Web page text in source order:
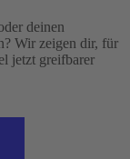
deinen
Wir zeigen dir, für
jetzt greifbarer